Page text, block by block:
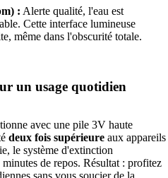
: Alerte qualité, l'eau est
Cette interface lumineuse
même dans l'obscurité totale.
un usage quotidien
avec une pile 3V haute
deux fois supérieure aux appareils
le système d'extinction
de repos. Résultat : profitez